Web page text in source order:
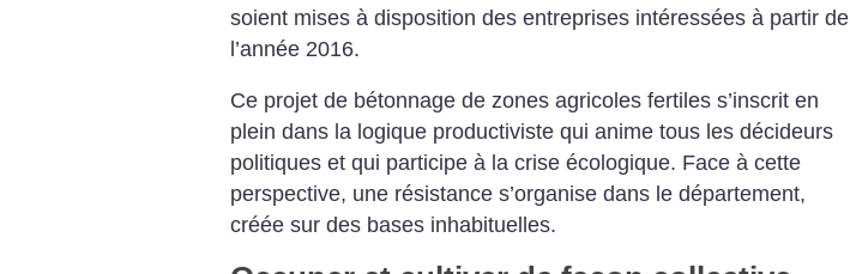
soient mises à disposition des entreprises intéressées à partir de
l’année 2016.
Ce projet de bétonnage de zones agricoles fertiles s’inscrit en
plein dans la logique productiviste qui anime tous les décideurs
politiques et qui participe à la crise écologique. Face à cette
perspective, une résistance s’organise dans le département,
créée sur des bases inhabituelles.